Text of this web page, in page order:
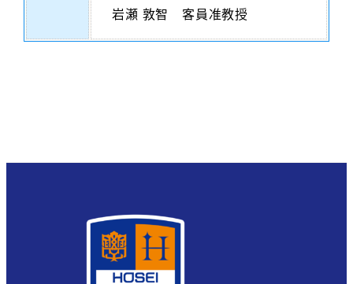
岩瀬 敦智 客員准教授